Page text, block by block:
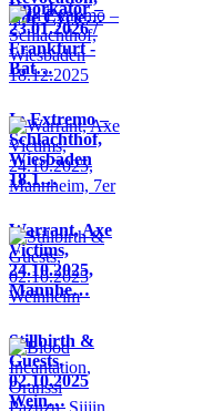
Life Cycle…
Knorkator –
23.01.2026 /
Frankfurt -
Bat…
In Extremo –
Schlachthof,
Wiesbaden
18.1…
Warrant, Axe
Victims,
24.10.2025,
Mannhe…
Stillbirth &
Guests,
02.10.2025
Wein…